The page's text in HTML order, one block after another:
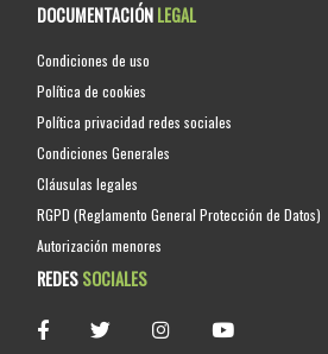
DOCUMENTACIÓNLEGAL
Condiciones de uso
Política de cookies
Política privacidad redes sociales
Condiciones Generales
Cláusulas legales
RGPD (Reglamento General Protección de Datos)
Autorización menores
REDESSOCIALES